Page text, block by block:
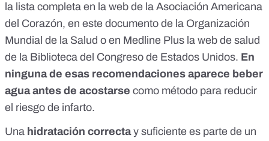
la lista completa en la web de la Asociación Americana
del Corazón, en este documento de la Organización
Mundial de la Salud o en Medline Plus la web de salud
de la Biblioteca del Congreso de Estados Unidos. En
ninguna de esas recomendaciones aparece beber
agua antes de acostarse como método para reducir
el riesgo de infarto.
Una hidratación correctay suficiente es parte de un